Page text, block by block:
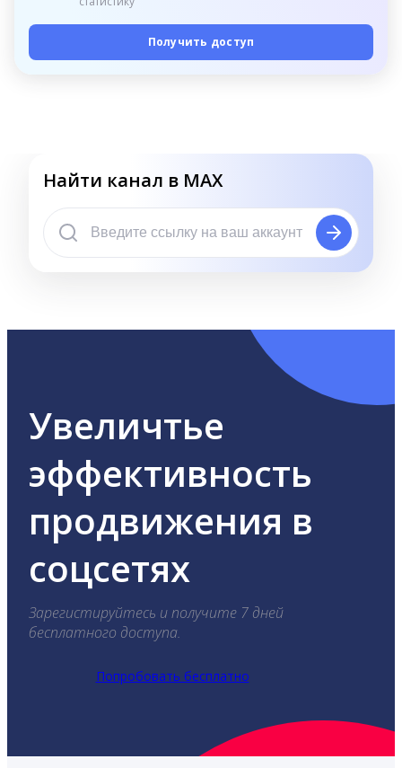
Получить доступ
Найти канал в MAX
Увеличтье
эффективность
продвижения в
соцсетях
Зарегистируйтесь и получите 7 дней
бесплатного доступа.
Попробовать бесплатно